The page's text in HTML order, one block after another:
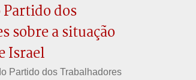
Partido dos
sobre a situação
Israel
Partido dos Trabalhadores